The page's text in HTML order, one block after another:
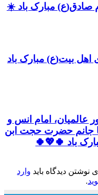
مبارک باد ☀️
اهل بیت(ع) مبارک باد
عالمیان، امام انس و
جانم حضرت حجت ابن
باد 🍀💖🍀
نوشتن دیدگاه باید وارد
.